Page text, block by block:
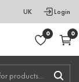
UK Login
0 0